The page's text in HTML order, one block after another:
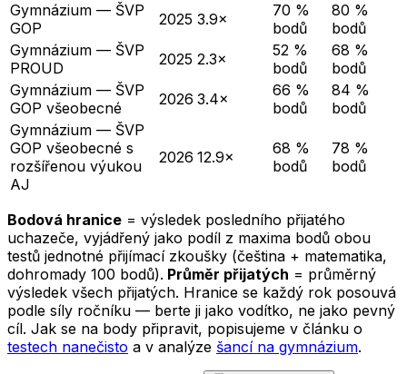
Gymnázium — ŠVP
GOP
2025 3.9×
70 %
bodů
80 %
bodů
Gymnázium — ŠVP
PROUD
2025 2.3×
52 %
bodů
68 %
bodů
Gymnázium — ŠVP
GOP všeobecné
2026 3.4×
66 %
bodů
84 %
bodů
Gymnázium — ŠVP
GOP všeobecné s
rozšířenou výukou
AJ
2026 12.9×
68 %
bodů
78 %
bodů
Bodová hranice = výsledek posledního přijatého
uchazeče, vyjádřený jako podíl z maxima bodů obou
testů jednotné přijímací zkoušky (čeština + matematika,
dohromady 100 bodů). Průměr přijatých = průměrný
výsledek všech přijatých. Hranice se každý rok posouvá
podle síly ročníku — berte ji jako vodítko, ne jako pevný
cíl. Jak se na body připravit, popisujeme v článku o
testech nanečisto a v analýze šancí na gymnázium.